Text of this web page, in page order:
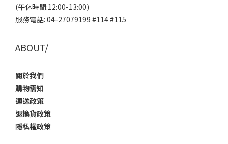
(午休時間:12:00-13:00)
服務電話: 04-27079199 #114 #115
ABOUT/
關於我們
購物需知
運送政策
退換貨政策
隱私權政策